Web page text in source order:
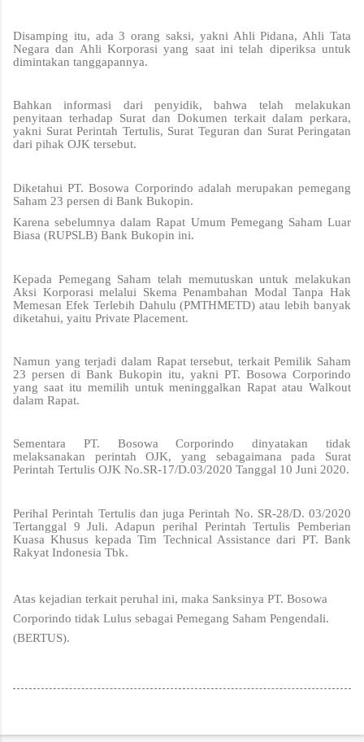
Disamping itu, ada 3 orang saksi, yakni Ahli Pidana, Ahli Tata
Negara dan Ahli Korporasi yang saat ini telah diperiksa untuk
dimintakan tanggapannya.
Bahkan informasi dari penyidik, bahwa telah melakukan
penyitaan terhadap Surat dan Dokumen terkait dalam perkara,
yakni Surat Perintah Tertulis, Surat Teguran dan Surat Peringatan
dari pihak OJK tersebut.
Diketahui PT. Bosowa Corporindo adalah merupakan pemegang
Saham 23 persen di Bank Bukopin.
Karena sebelumnya dalam Rapat Umum Pemegang Saham Luar
Biasa (RUPSLB) Bank Bukopin ini.
Kepada Pemegang Saham telah memutuskan untuk melakukan
Aksi Korporasi melalui Skema Penambahan Modal Tanpa Hak
Memesan Efek Terlebih Dahulu (PMTHMETD) atau lebih banyak
diketahui, yaitu Private Placement.
Namun yang terjadi dalam Rapat tersebut, terkait Pemilik Saham
23 persen di Bank Bukopin itu, yakni PT. Bosowa Corporindo
yang saat itu memilih untuk meninggalkan Rapat atau Walkout
dalam Rapat.
Sementara PT. Bosowa Corporindo dinyatakan tidak
melaksanakan perintah OJK, yang sebagaimana pada Surat
Perintah Tertulis OJK No.SR-17/D.03/2020 Tanggal 10 Juni 2020.
Perihal Perintah Tertulis dan juga Perintah No. SR-28/D. 03/2020
Tertanggal 9 Juli. Adapun perihal Perintah Tertulis Pemberian
Kuasa Khusus kepada Tim Technical Assistance dari PT. Bank
Rakyat Indonesia Tbk.
Atas kejadian terkait peruhal ini, maka Sanksinya PT. Bosowa
Corporindo tidak Lulus sebagai Pemegang Saham Pengendali.
(BERTUS).